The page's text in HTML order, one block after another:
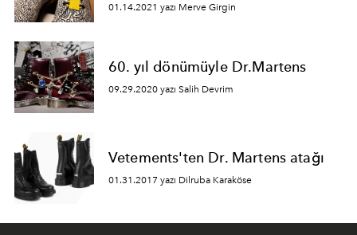
01.14.2021 yazı Merve Girgin
60. yıl dönümüyle Dr.Martens
09.29.2020 yazı Salih Devrim
Vetements'ten Dr. Martens atağı
01.31.2017 yazı Dilruba Karaköse